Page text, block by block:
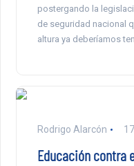
postergando la
de seguridad nacional
altura ya deberíamos
Rodrigo Alarcón
Educación contra